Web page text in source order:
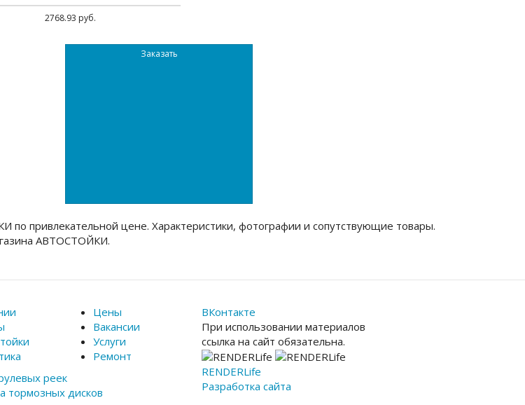
2768.93 руб.
Заказать
привлекательной цене. Характеристики, фотографии и сопутствующие товары.
АВТОСТОЙКИ.
Цены
Вакансии
Услуги
Ремонт
реек
тормозных дисков
ВКонтакте
При использовании материалов
ссылка на сайт обязательна.
RENDERLife
Разработка сайта